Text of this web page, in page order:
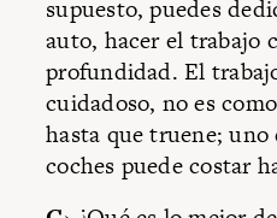
supuesto, puedes
auto, hacer el trabajo
profundidad. El
cuidadoso, no es
hasta que truene;
coches puede costar